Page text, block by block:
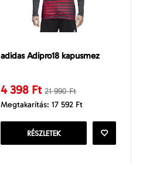
adidas Adipro18 kapusmez
4 398 Ft 21 990 Ft
Megtakarítás: 17 592 Ft
RÉSZLETEK